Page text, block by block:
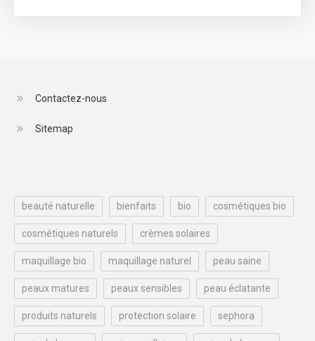
Contactez-nous
Sitemap
beauté naturelle bienfaits bio cosmétiques bio
cosmétiques naturels crèmes solaires
maquillage bio maquillage naturel peau saine
peaux matures peaux sensibles peau éclatante
produits naturels protection solaire sephora